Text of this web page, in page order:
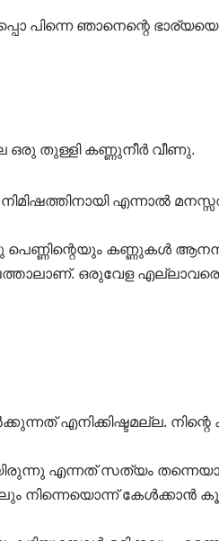
പിന്നെ ഞാനെന്റെ
ഒരു തുള്ളി കണ്ണുനീർ വീണു.
എന്നാൽ
കണ്ണുകൾ
ഒരുവേള
എനിക്കിഷ്ടമല്ല.
എന്നത് സത്യം
നിന്നെയൊന്ന് കേൾക്കാൻ